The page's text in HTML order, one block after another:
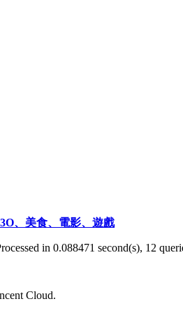
、美食、電影、遊戲
in 0.088471 second(s), 12
Cloud.